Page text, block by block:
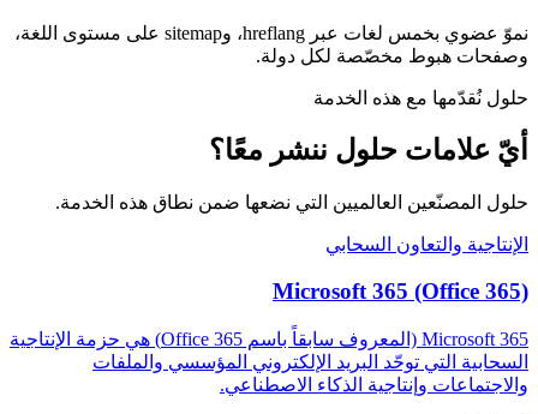
نموّ عضوي بخمس لغات عبر hreflang، وsitemap على مستوى اللغة،
وصفحات هبوط مخصّصة لكل دولة.
حلول نُقدّمها مع هذه الخدمة
أيّ علامات حلول ننشر معًا؟
حلول المصنّعين العالميين التي نضعها ضمن نطاق هذه الخدمة.
الإنتاجية والتعاون السحابي
Microsoft 365 (Office 365)
Microsoft 365 (المعروف سابقاً باسم Office 365) هي حزمة الإنتاجية
السحابية التي توحّد البريد الإلكتروني المؤسسي والملفات
والاجتماعات وإنتاجية الذكاء الاصطناعي.